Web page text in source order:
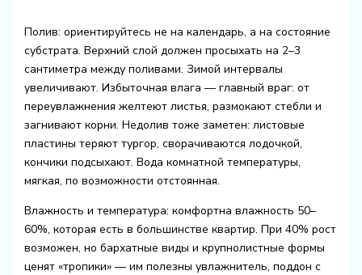
Полив: ориентируйтесь не на календарь, а на состояние
субстрата. Верхний слой должен просыхать на 2–3
сантиметра между поливами. Зимой интервалы
увеличивают. Избыточная влага — главный враг: от
переувлажнения желтеют листья, размокают стебли и
загнивают корни. Недолив тоже заметен: листовые
пластины теряют тургор, сворачиваются лодочкой,
кончики подсыхают. Вода комнатной температуры,
мягкая, по возможности отстоянная.
Влажность и температура: комфортна влажность 50–
60%, которая есть в большинстве квартир. При 40% рост
возможен, но бархатные виды и крупнолистные формы
ценят «тропики» — им полезны увлажнитель, поддон с